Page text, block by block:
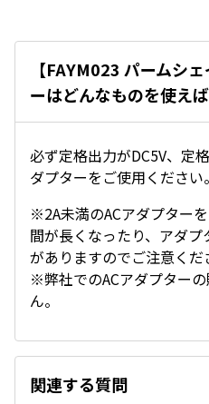
【FAYM023 パームシ
ーはどんなものを使え
必ず定格出力がDC5V、定
ダプターをご使用ください。
※2A未満のACアダプター
間が長くなったり、アダ
がありますのでご注意くだ
※弊社でのACアダプター
ん。
関連する質問